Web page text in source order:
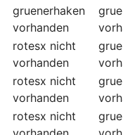
gruenerhaken
vorhanden
rotesx nicht
vorhanden
rotesx nicht
vorhanden
rotesx nicht